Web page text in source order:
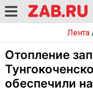
Лента
Отопление
обеспечили